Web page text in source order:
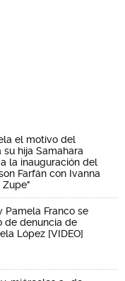
el motivo del
hija Samahara
la inauguración del
Farfán con Ivanna
Pamela Franco se
de denuncia de
López [VIDEO]